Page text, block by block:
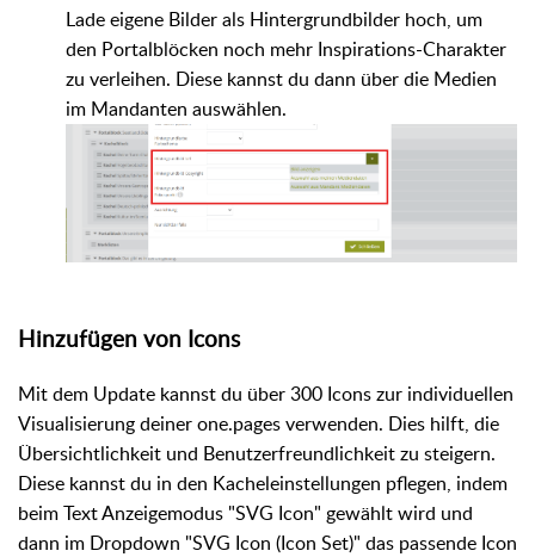
Lade eigene Bilder als Hintergrundbilder hoch, um
den Portalblöcken noch mehr Inspirations-Charakter
zu verleihen. Diese kannst du dann über die Medien
im Mandanten auswählen.
Hinzufügen von Icons
Mit dem Update kannst du über 300 Icons zur individuellen
Visualisierung deiner one.pages verwenden. Dies hilft, die
Übersichtlichkeit und Benutzerfreundlichkeit zu steigern.
Diese kannst du in den Kacheleinstellungen pflegen, indem
beim Text Anzeigemodus "SVG Icon" gewählt wird und
dann im Dropdown "SVG Icon (Icon Set)" das passende Icon